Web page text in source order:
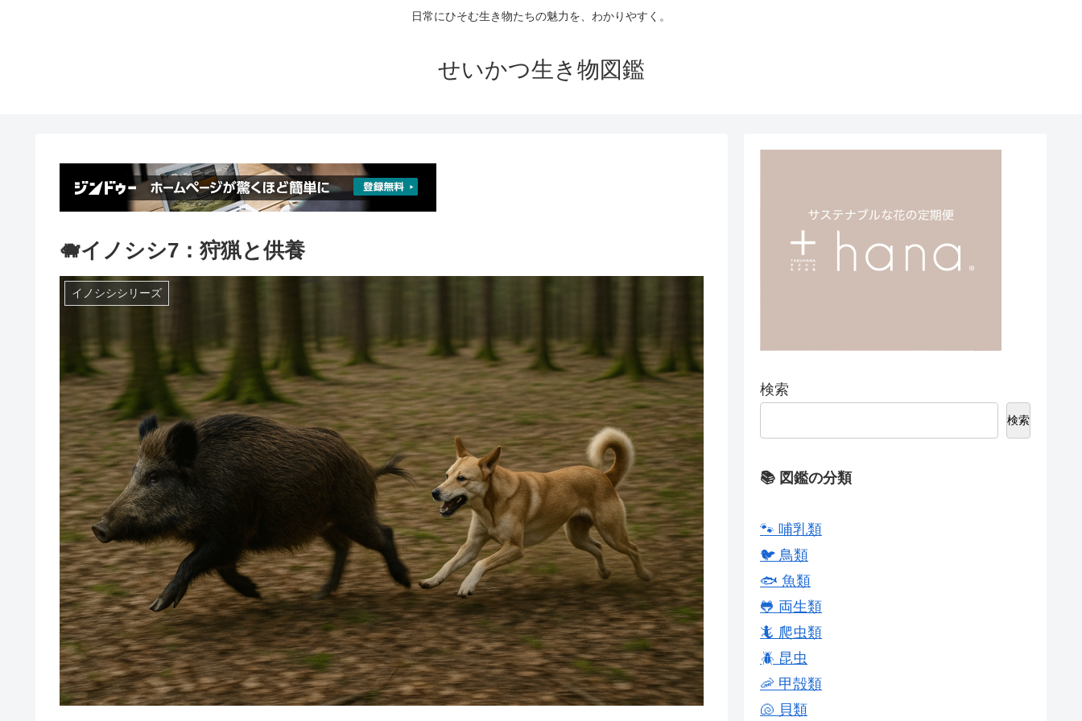
日常にひそむ生き物たちの魅力を、わかりやすく。
せいかつ生き物図鑑
🐗イノシシ7：狩猟と供養
イノシシシリーズ
検索
検索
📚 図鑑の分類
🐾 哺乳類
🐦 鳥類
🐟 魚類
🐸 両生類
🦎 爬虫類
🪲 昆虫
🦐 甲殻類
🐚 貝類